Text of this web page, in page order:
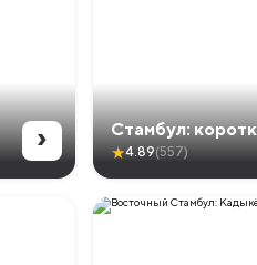
› Стамбул:
★4.89(557)